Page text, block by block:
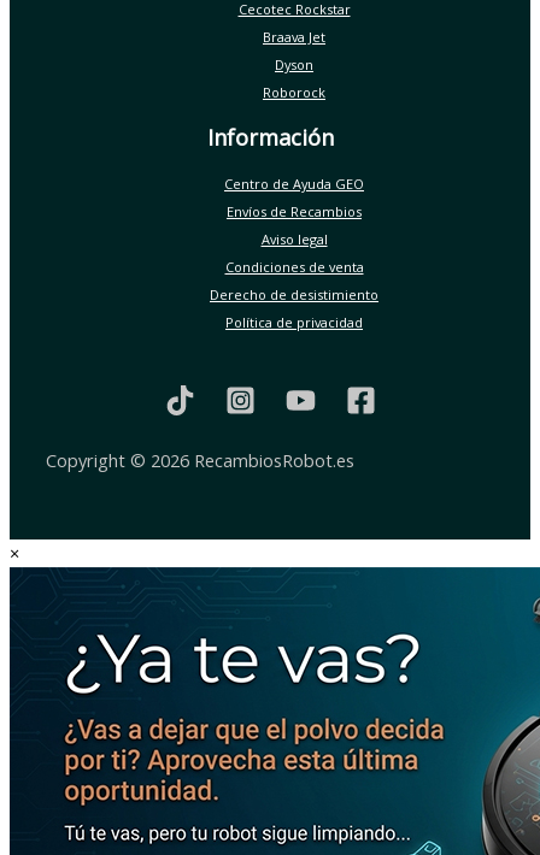
Cecotec Rockstar
Braava Jet
Dyson
Roborock
Información
Centro de Ayuda GEO
Envíos de Recambios
Aviso legal
Condiciones de venta
Derecho de desistimiento
Política de privacidad
Copyright © 2026 RecambiosRobot.es
×